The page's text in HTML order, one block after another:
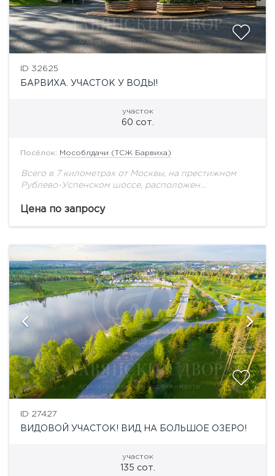
ID 32625
БАРВИХА. УЧАСТОК У ВОДЫ!
участок
60 сот.
Посёлок: Мособлдачи (ТСЖ Барвиха)
Всего в 7 километрах от Москвы, на престижном
Рублево-Успенском шоссе, расположен
известный как ТСЖ Барвиха. На площади 29 га
Цена по запросу
ID 27427
ВИДОВОЙ УЧАСТОК! ВИД НА БОЛЬШОЕ ОЗЕРО!
участок
135 сот.